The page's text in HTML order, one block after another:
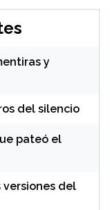
y
del silencio
pateó el
versiones del